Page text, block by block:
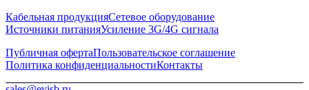
Кабельная продукцияСетевое оборудование
Источники питанияУсиление 3G/4G сигнала
Публичная офертаПользовательское соглашение
Политика конфиденциальностиКонтакты